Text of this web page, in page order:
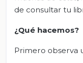
de consultar tu
¿Qué hacemos?
Primero observa